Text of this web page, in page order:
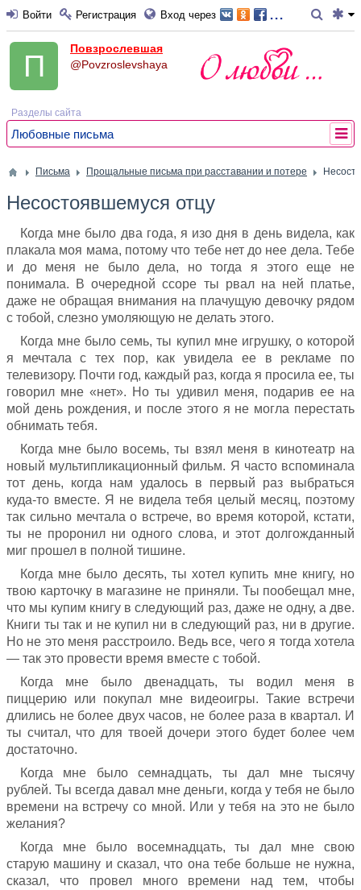
Войти Регистрация Вход через ...
Повзрослевшая
@Povzroslevshaya
Разделы сайта
Любовные письма
Письма Прощальные письма при расставании и потере
Несостоявшемуся отцу
Когда мне было два года, я изо дня в день видела, как
плакала моя мама, потому что тебе нет до нее дела. Тебе
и до меня не было дела, но тогда я этого еще не
понимала. В очередной ссоре ты рвал на ней платье,
даже не обращая внимания на плачущую девочку рядом
с тобой, слезно умоляющую не делать этого.
Когда мне было семь, ты купил мне игрушку, о которой
я мечтала с тех пор, как увидела ее в рекламе по
телевизору. Почти год, каждый раз, когда я просила ее, ты
говорил мне «нет». Но ты удивил меня, подарив ее на
мой день рождения, и после этого я не могла перестать
обнимать тебя.
Когда мне было восемь, ты взял меня в кинотеатр на
новый мультипликационный фильм. Я часто вспоминала
тот день, когда нам удалось в первый раз выбраться
куда-то вместе. Я не видела тебя целый месяц, поэтому
так сильно мечтала о встрече, во время которой, кстати,
ты не проронил ни одного слова, и этот долгожданный
миг прошел в полной тишине.
Когда мне было десять, ты хотел купить мне книгу, но
твою карточку в магазине не приняли. Ты пообещал мне,
что мы купим книгу в следующий раз, даже не одну, а две.
Книги ты так и не купил ни в следующий раз, ни в другие.
Но не это меня расстроило. Ведь все, чего я тогда хотела
— так это провести время вместе с тобой.
Когда мне было двенадцать, ты водил меня в
пиццерию или покупал мне видеоигры. Такие встречи
длились не более двух часов, не более раза в квартал. И
ты считал, что для твоей дочери этого будет более чем
достаточно.
Когда мне было семнадцать, ты дал мне тысячу
рублей. Ты всегда давал мне деньги, когда у тебя не было
времени на встречу со мной. Или у тебя на это не было
желания?
Когда мне было восемнадцать, ты дал мне свою
старую машину и сказал, что она тебе больше не нужна,
сказал, что провел много времени над тем, чтобы